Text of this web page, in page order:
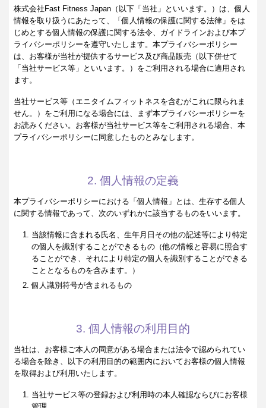
株式会社Fast Fitness Japan（以下「当社」といいます。）は、個人
情報を取り扱うにあたって、「個人情報の保護に関する法律」をは
じめとする個人情報の保護に関する法令、ガイドラインおよび本プ
ライバシーポリシーを遵守いたします。本プライバシーポリシー
は、お客様が当社が提供するサービス及び商品販売（以下併せて
「当社サービス等」といいます。）をご利用される場合に適用され
ます。
当社サービス等（エニタイムフィットネスを含むがこれに限られま
せん。）をご利用になる場合には、まず本プライバシーポリシーを
お読みください。お客様が当社サービス等をご利用される場合、本
プライバシーポリシーに同意したものとみなします。
2. 個人情報の定義
本プライバシーポリシーにおける「個人情報」とは、生存する個人
に関する情報であって、次のいずれかに該当するものをいいます。
当該情報に含まれる氏名、生年月日その他の記述等により特定
の個人を識別することができるもの（他の情報と容易に照合す
ることができ、それにより特定の個人を識別することができる
こととなるものを含みます。）
個人識別符号が含まれるもの
3. 個人情報の利用目的
当社は、お客様ご本人の同意がある場合または法令で認められてい
る場合を除き、以下の利用目的の範囲内においてお客様の個人情報
を取得および利用いたします。
当社サービス等の登録および利用時の本人確認ならびにお客様